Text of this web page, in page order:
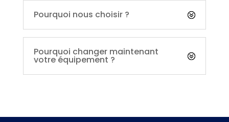
Pourquoi nous choisir ?
Pourquoi changer maintenant
votre équipement ?